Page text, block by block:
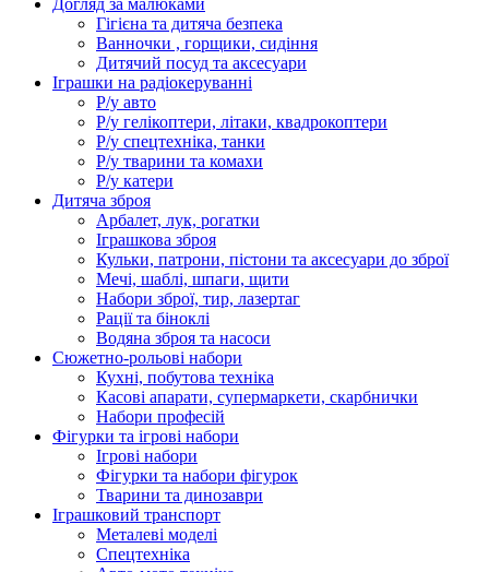
Догляд за малюками
Гігієна та дитяча безпека
Ванночки , горщики, сидіння
Дитячий посуд та аксесуари
Іграшки на радіокеруванні
Р/у авто
Р/у гелікоптери, літаки, квадрокоптери
Р/у спецтехніка, танки
Р/у тварини та комахи
Р/у катери
Дитяча зброя
Арбалет, лук, рогатки
Іграшкова зброя
Кульки, патрони, пістони та аксесуари до зброї
Мечі, шаблі, шпаги, щити
Набори зброї, тир, лазертаг
Рації та біноклі
Водяна зброя та насоси
Сюжетно-рольові набори
Кухні, побутова техніка
Касові апарати, супермаркети, скарбнички
Набори професій
Фігурки та ігрові набори
Ігрові набори
Фігурки та набори фігурок
Тварини та динозаври
Іграшковий транспорт
Металеві моделі
Спецтехніка